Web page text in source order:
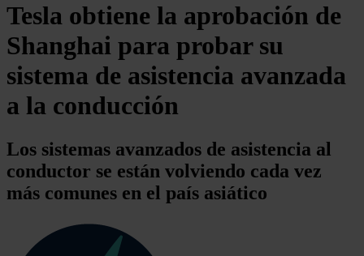
Tesla obtiene la aprobación de
Shanghai para probar su
sistema de asistencia avanzada
a la conducción
Los sistemas avanzados de asistencia al
conductor se están volviendo cada vez
más comunes en el país asiático